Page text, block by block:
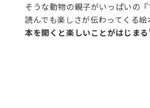
そうな動物の親子がいっぱいの『
読んでも楽しさが伝わってくる
本を開くと楽しいことがはじま